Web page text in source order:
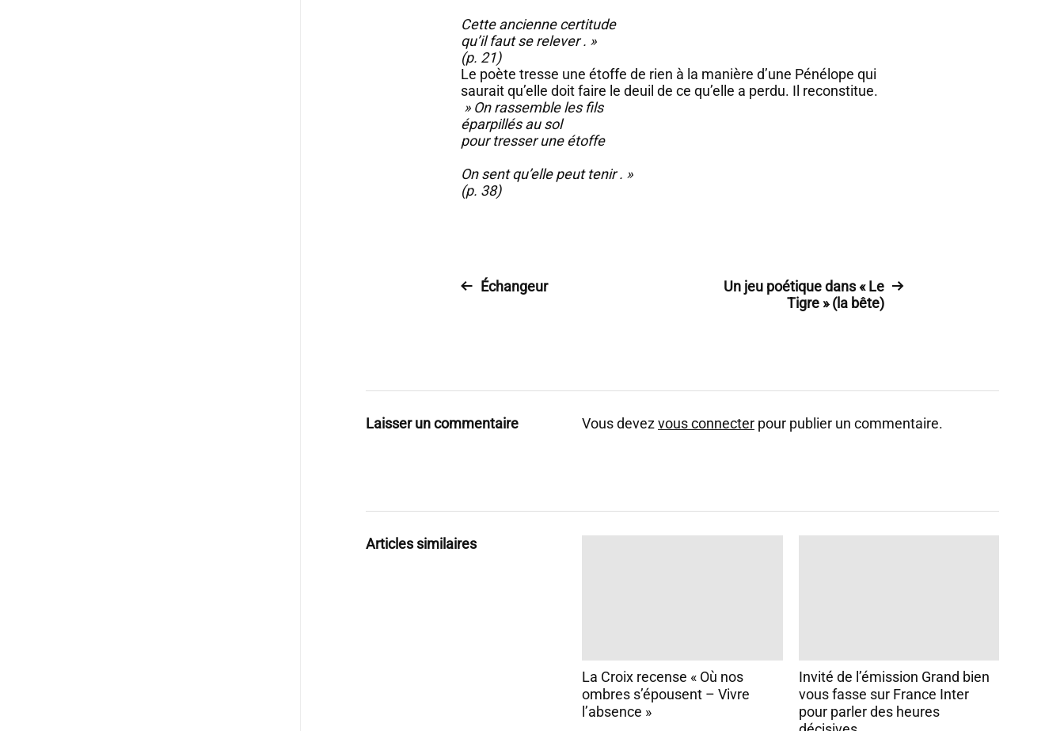
Cette ancienne certitude
qu’il faut se relever . »
(p. 21)
Le poète tresse une étoffe de rien à la manière d’une Pénélope qui
saurait qu’elle doit faire le deuil de ce qu’elle a perdu. Il reconstitue.
» On rassemble les fils
éparpillés au sol
pour tresser une étoffe
On sent qu’elle peut tenir . »
(p. 38)
Échangeur
Un jeu poétique dans « Le
Tigre » (la bête)
Laisser un commentaire Vous devezvous connecter pour publier un commentaire.
Articles similaires
La Croix recense « Où nos
ombres s’épousent – Vivre
l’absence »
Invité de l’émission Grand bien
vous fasse sur France Inter
pour parler des heures